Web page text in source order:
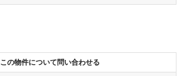
この物件について問い合わせる